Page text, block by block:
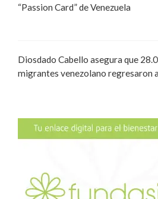
“Passion Card” de Venezuela
Diosdado Cabello asegura que
migrantes venezolano regresaron